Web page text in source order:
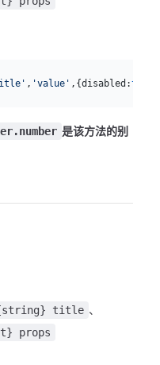
, 'value' ,{disabled:true
是该方法的别
title 、
props